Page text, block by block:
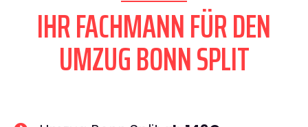
IHR FACHMANN FÜR DEN
UMZUG BONN SPLIT